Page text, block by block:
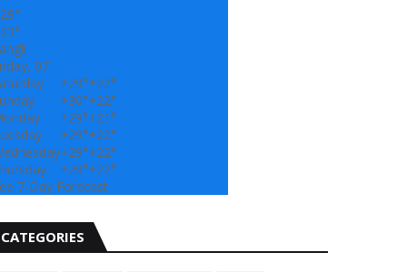
29°
23°
07
+29°+22°
+30°+22°
+29°+21°
+29°+22°
+29°+22°
+29°+22°
7-Day Forecast
CATEGORIES